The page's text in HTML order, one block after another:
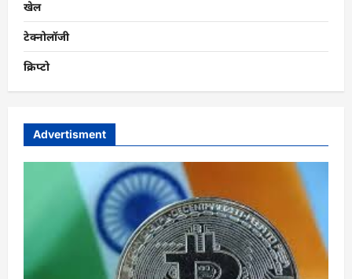
खेल
टेक्नोलॉजी
क्रिप्टो
Advertisment